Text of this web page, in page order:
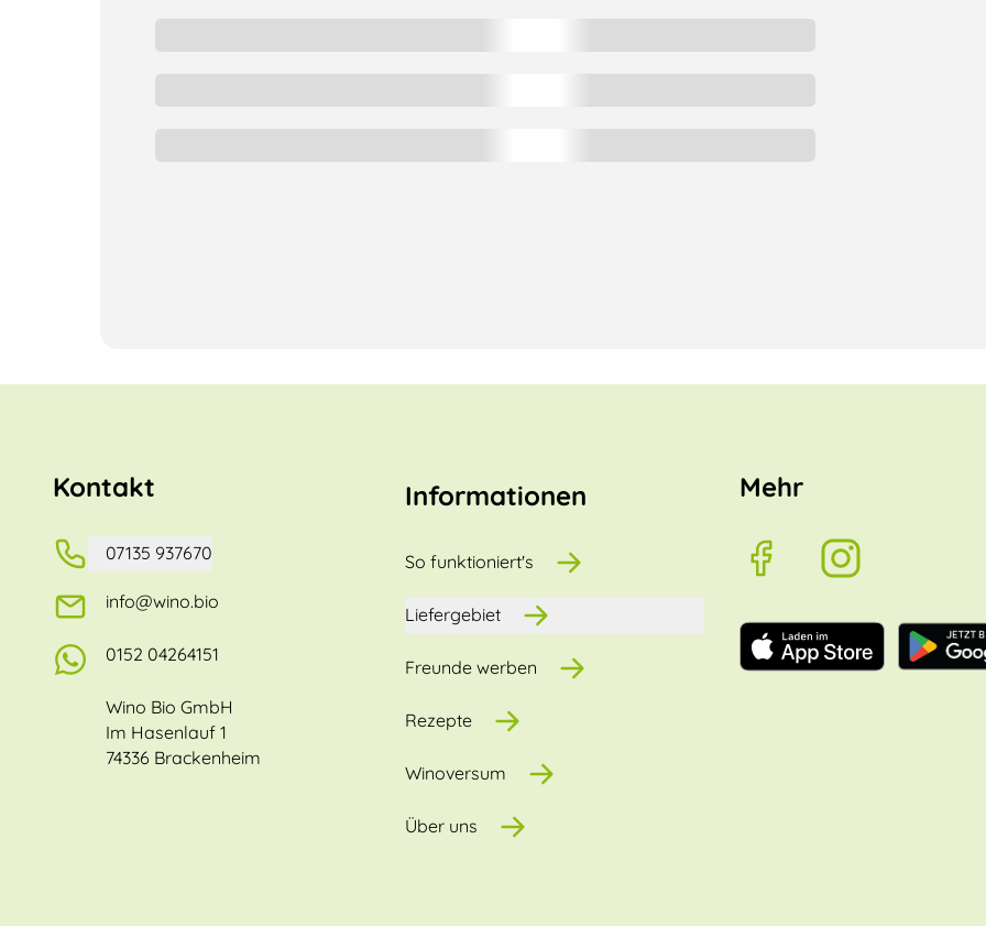
Kontakt
07135 937670
info@wino.bio
0152 04264151
Wino Bio GmbH
Im Hasenlauf 1
74336 Brackenheim
Informationen
So funktioniert's
Liefergebiet
Freunde werben
Rezepte
Winoversum
Über uns
Mehr